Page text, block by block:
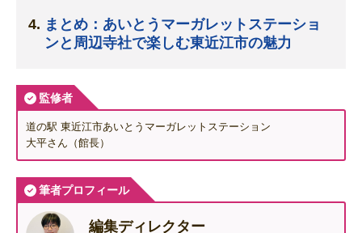
まとめ：あいとうマーガレットステーショ
ンと周辺寺社で楽しむ東近江市の魅力
監修者
道の駅 東近江市あいとうマーガレットステーション
大平さん（館長）
筆者プロフィール
編集ディレクター